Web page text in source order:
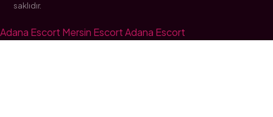
saklıdır.
Adana Escort Mersin EscortAdana Escort